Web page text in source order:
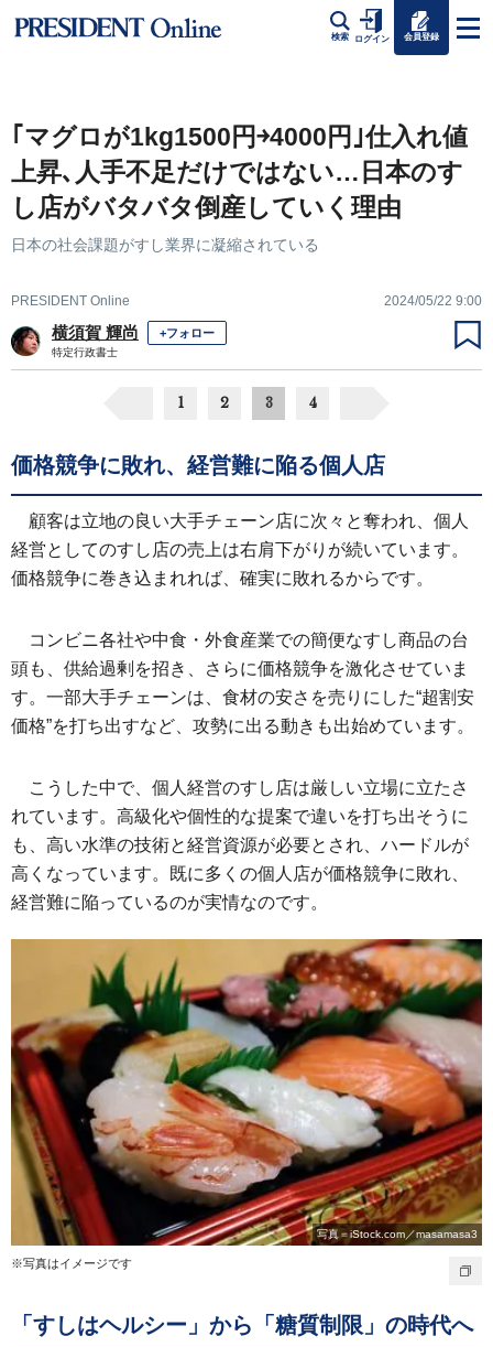
検索 ログイン 会員登録
｢マグロが1kg1500円￫4000円｣仕入れ値
上昇､人手不足だけではない…日本のす
し店がバタバタ倒産していく理由
日本の社会課題がすし業界に凝縮されている
PRESIDENT Online 2024/05/22 9:00
横須賀 輝尚 +フォロー
特定行政書士
1 2 3 4
価格競争に敗れ、経営難に陥る個人店
顧客は立地の良い大手チェーン店に次々と奪われ、個人
経営としてのすし店の売上は右肩下がりが続いています。
価格競争に巻き込まれれば、確実に敗れるからです。
コンビニ各社や中食・外食産業での簡便なすし商品の台
頭も、供給過剰を招き、さらに価格競争を激化させていま
す。一部大手チェーンは、食材の安さを売りにした“超割安
価格”を打ち出すなど、攻勢に出る動きも出始めています。
こうした中で、個人経営のすし店は厳しい立場に立たさ
れています。高級化や個性的な提案で違いを打ち出そうに
も、高い水準の技術と経営資源が必要とされ、ハードルが
高くなっています。既に多くの個人店が価格競争に敗れ、
経営難に陥っているのが実情なのです。
写真＝iStock.com／masamasa3
※写真はイメージです
「すしはヘルシー」から「糖質制限」の時代へ